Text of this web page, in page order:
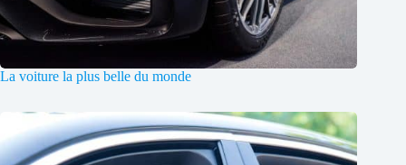
La voiture la plus belle du monde